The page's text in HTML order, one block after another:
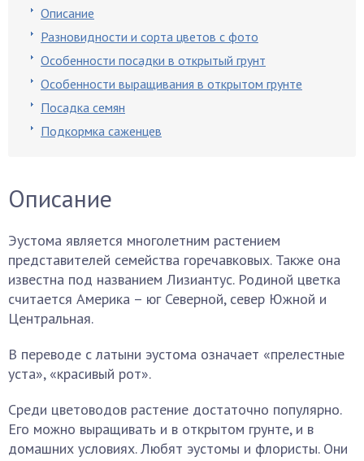
Описание
Разновидности и сорта цветов с фото
Особенности посадки в открытый грунт
Особенности выращивания в открытом грунте
Посадка семян
Подкормка саженцев
Описание
Эустома является многолетним растением
представителей семейства горечавковых. Также она
известна под названием Лизиантус. Родиной цветка
считается Америка – юг Северной, север Южной и
Центральная.
В переводе с латыни эустома означает «прелестные
уста», «красивый рот».
Среди цветоводов растение достаточно популярно.
Его можно выращивать и в открытом грунте, и в
домашних условиях. Любят эустомы и флористы. Они